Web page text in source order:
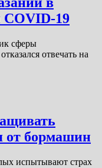
COVID-19
сферы
отвечать на
от бормашин
испытывают страх